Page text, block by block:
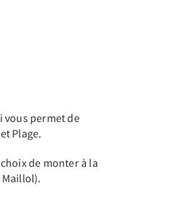
vous permet de
Plage.
de monter à la